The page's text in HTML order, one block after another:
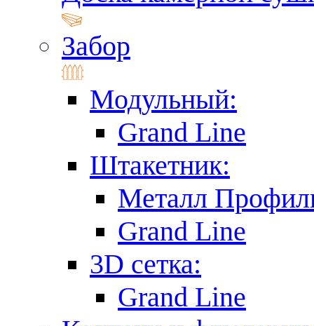
Забор
Модульный:
Grand Line
Штакетник:
Металл
Grand Line
3D сетка:
Grand Line